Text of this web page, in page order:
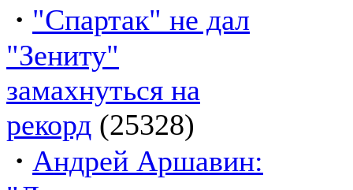
· "Спартак" не дал
"Зениту"
замахнуться на
рекорд (25328)
· Андрей Аршавин: